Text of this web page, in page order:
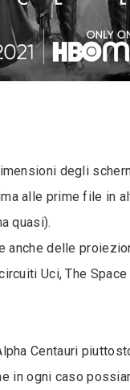
degli
alle prime file in
quasi).
delle
Uci, The
Centauri
in ogni caso